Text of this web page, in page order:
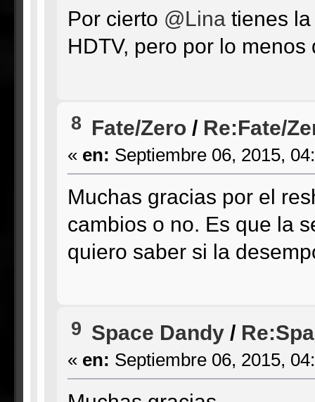
Por cierto @Linatienes la
HDTV, pero por lo
8 Fate/Zero/ Re:Fate/
« en: Septiembre 06, 2015,
Muchas gracias por el
cambios o no. Es que la
quiero saber si la
9 Space Dandy/
« en: Septiembre 06, 2015,